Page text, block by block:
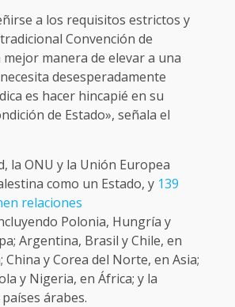
a los requisitos estrictos y
Convención de
manera de elevar a una
desesperadamente
es hacer hincapié en su
de Estado», señala el
la ONU y la Unión Europea
como un Estado, y 139
relaciones
Polonia, Hungría y
Argentina, Brasil y Chile, en
China y Corea del Norte, en Asia;
y Nigeria, en África; y la
árabes.